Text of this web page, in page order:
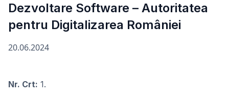
Dezvoltare Software – Autoritatea
pentru Digitalizarea României
20.06.2024
Nr. Crt: 1.